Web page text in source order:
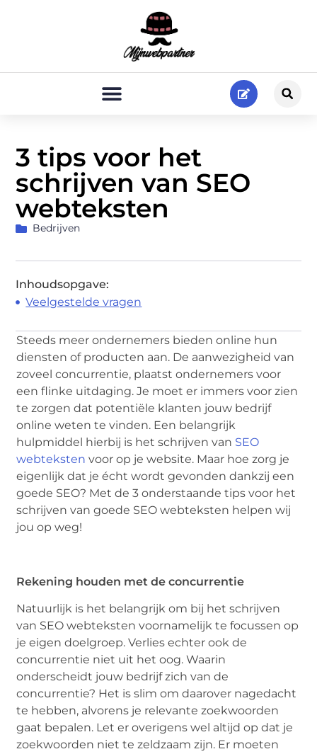
3 tips voor het
schrijven van SEO
webteksten
Bedrijven
Inhoudsopgave:
Veelgestelde vragen
Steeds meer ondernemers bieden online hun
diensten of producten aan. De aanwezigheid van
zoveel concurrentie, plaatst ondernemers voor
een flinke uitdaging. Je moet er immers voor zien
te zorgen dat potentiële klanten jouw bedrijf
online weten te vinden. Een belangrijk
hulpmiddel hierbij is het schrijven van SEO
webteksten voor op je website. Maar hoe zorg je
eigenlijk dat je écht wordt gevonden dankzij een
goede SEO? Met de 3 onderstaande tips voor het
schrijven van goede SEO webteksten helpen wij
jou op weg!
Rekening houden met de concurrentie
Natuurlijk is het belangrijk om bij het schrijven
van SEO webteksten voornamelijk te focussen op
je eigen doelgroep. Verlies echter ook de
concurrentie niet uit het oog. Waarin
onderscheidt jouw bedrijf zich van de
concurrentie? Het is slim om daarover nagedacht
te hebben, alvorens je relevante zoekwoorden
gaat bepalen. Let er overigens wel altijd op dat je
zoekwoorden niet te zeldzaam zijn. Er moeten